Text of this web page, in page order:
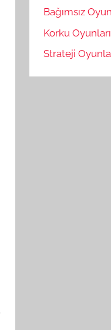
Bağımsız
Korku
Strateji